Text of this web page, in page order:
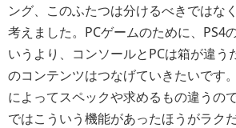
ング、このふたつは分けるべきではな
考えました。PCゲームのために、PS4
いうより、コンソールとPCは箱が違う
のコンテンツはつなげていきたいです
によってスペックや求めるもの違うの
ではこういう機能があったほうがラク